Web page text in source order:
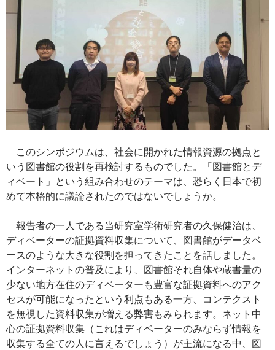
このシンポジウムは、社会に開かれた情報資源の拠点と
いう図書館の役割を再検討するものでした。「図書館とデ
ィベート」という組み合わせのテーマは、恐らく日本で初
めて本格的に議論されたのではないでしょうか。
報告者の一人である当研究室学術研究者の久保健治は、
ディベーターの証拠資料収集について、図書館がデータベ
ースのような大きな役割を担ってきたことを話しました。
インターネットの普及により、図書館それ自体や蔵書量の
少ない地方在住のディベーターも豊富な証拠資料へのアク
セスが可能になったという利点もある一方、コンテクスト
を無視した資料収集が増える弊害もみられます。ネット中
心の証拠資料収集（これはディベーターのみならず情報を
収集する全ての人に言えるでしょう）が主流になる中、図